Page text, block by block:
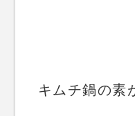
キムチ鍋の素